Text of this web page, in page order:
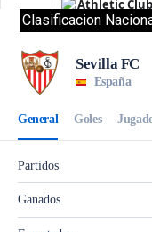
Clasificacion